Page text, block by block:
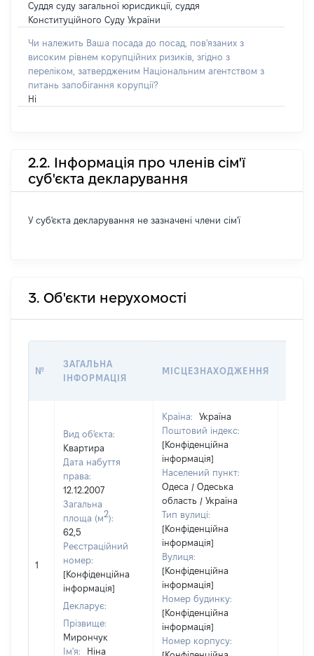
Суддя суду загальної юрисдикції, суддя
Конституційного Суду України
Чи належить Ваша посада до посад, пов'язаних з
високим рівнем корупційних ризиків, згідно з
переліком, затвердженим Національним агентством з
питань запобігання корупції?
Ні
2.2. Інформація про членів сім'ї
суб'єкта декларування
У суб'єкта декларування не зазначені члени сім'ї
3. Об'єкти нерухомості
№
ЗАГАЛЬНА
ІНФОРМАЦІЯ
МІСЦЕЗНАХОДЖЕННЯ
1
Вид об'єкта:
Квартира
Дата набуття
права:
12.12.2007
Загальна
площа (м2):
62,5
Реєстраційний
номер:
[Конфіденційна
інформація]
Декларує:
Прізвище:
Мирончук
Ім'я:
Ніна
Країна:
Україна
Поштовий індекс:
[Конфіденційна
інформація]
Населений пункт:
Одеса / Одеська
область / Україна
Тип вулиці:
[Конфіденційна
інформація]
Вулиця:
[Конфіденційна
інформація]
Номер будинку:
[Конфіденційна
інформація]
Номер корпусу: